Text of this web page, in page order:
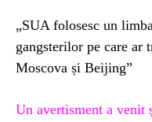
„SUA folosesc un
gangsterilor pe care ar
Moscova și Beijing”
Un avertisment a venit